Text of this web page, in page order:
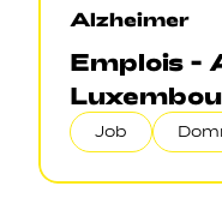
Alzheimer
Emplois -
Job